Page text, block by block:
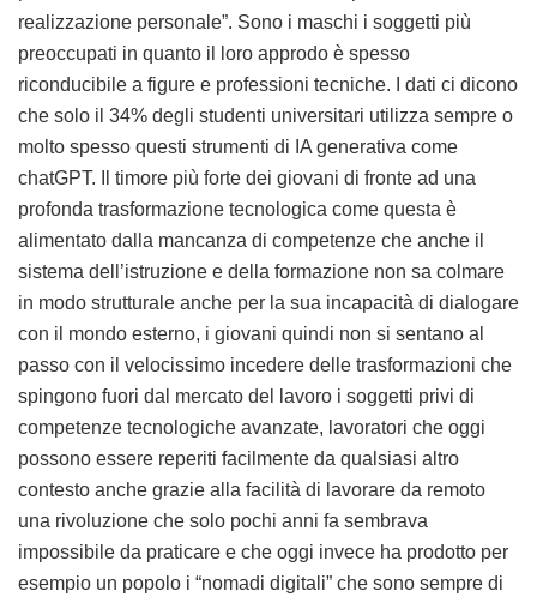
realizzazione personale”. Sono i maschi i soggetti più
preoccupati in quanto il loro approdo è spesso
riconducibile a figure e professioni tecniche. I dati ci dicono
che solo il 34% degli studenti universitari utilizza sempre o
molto spesso questi strumenti di IA generativa come
chatGPT. Il timore più forte dei giovani di fronte ad una
profonda trasformazione tecnologica come questa è
alimentato dalla mancanza di competenze che anche il
sistema dell’istruzione e della formazione non sa colmare
in modo strutturale anche per la sua incapacità di dialogare
con il mondo esterno, i giovani quindi non si sentano al
passo con il velocissimo incedere delle trasformazioni che
spingono fuori dal mercato del lavoro i soggetti privi di
competenze tecnologiche avanzate, lavoratori che oggi
possono essere reperiti facilmente da qualsiasi altro
contesto anche grazie alla facilità di lavorare da remoto
una rivoluzione che solo pochi anni fa sembrava
impossibile da praticare e che oggi invece ha prodotto per
esempio un popolo i “nomadi digitali” che sono sempre di